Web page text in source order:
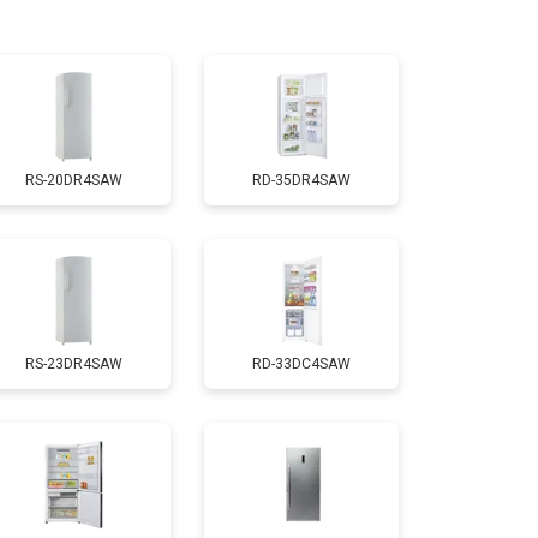
Заказать
2550 ₽ Заказать
1700 ₽ Заказать
4750 ₽ Заказать
3650 ₽
RS-20DR4SAW RD-35DR4SAW
RS-23DR4SAW RD-33DC4SAW